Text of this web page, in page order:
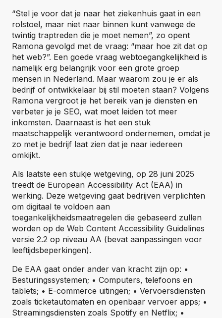
“Stel je voor dat je naar het ziekenhuis gaat in een
rolstoel, maar niet naar binnen kunt vanwege de
twintig traptreden die je moet nemen”, zo opent
Ramona gevolgd met de vraag: “maar hoe zit dat op
het web?”. Een goede vraag webtoegangkelijkheid is
namelijk erg belangrijk voor een grote groep
mensen in Nederland. Maar waarom zou je er als
bedrijf of ontwikkelaar bij stil moeten staan? Volgens
Ramona vergroot je het bereik van je diensten en
verbeter je je SEO, wat moet leiden tot meer
inkomsten. Daarnaast is het een stuk
maatschappelijk verantwoord ondernemen, omdat je
zo met je bedrijf laat zien dat je naar iedereen
omkijkt.
Als laatste een stukje wetgeving, op 28 juni 2025
treedt de European Accessibility Act (EAA) in
werking. Deze wetgeving gaat bedrijven verplichten
om digitaal te voldoen aan
toegankelijkheidsmaatregelen die gebaseerd zullen
worden op de Web Content Accessibility Guidelines
versie 2.2 op niveau AA (bevat aanpassingen voor
leeftijdsbeperkingen).
De EAA gaat onder ander van kracht zijn op: •
Besturingssystemen; • Computers, telefoons en
tablets; • E-commerce uitingen; • Vervoersdiensten
zoals ticketautomaten en openbaar vervoer apps; •
Streamingsdiensten zoals Spotify en Netflix; •